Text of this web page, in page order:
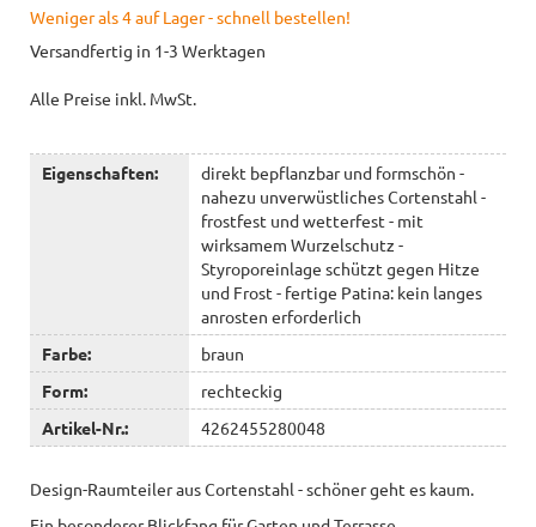
Weniger als 4 auf Lager - schnell bestellen!
Versandfertig in 1-3 Werktagen
Alle Preise inkl. MwSt.
Eigenschaften:
direkt bepflanzbar und formschön -
nahezu unverwüstliches Cortenstahl -
frostfest und wetterfest - mit
wirksamem Wurzelschutz -
Styroporeinlage schützt gegen Hitze
und Frost - fertige Patina: kein langes
anrosten erforderlich
Farbe:
braun
Form:
rechteckig
Artikel-Nr.:
4262455280048
Design-Raumteiler aus Cortenstahl - schöner geht es kaum.